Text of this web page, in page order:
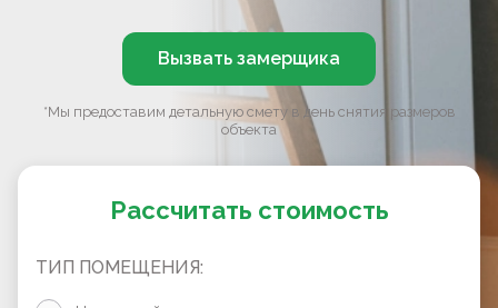
Вызвать замерщика
*Мы предоставим детальную смету в день снятия размеров
объекта
Рассчитать стоимость
ТИП ПОМЕЩЕНИЯ: